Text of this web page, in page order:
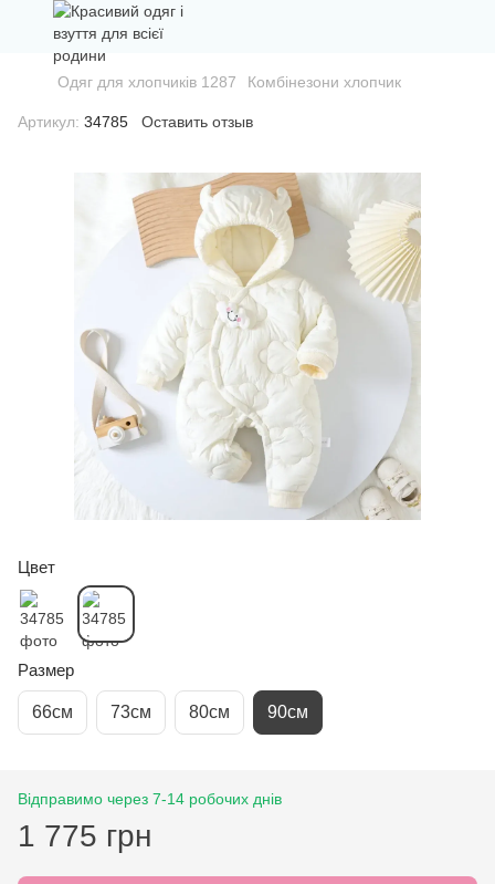
Одяг для хлопчиків 1287 Комбінезони хлопчик
Артикул: 34785 Оставить отзыв
Цвет
Размер
66см 73см 80см 90см
Відправимо через 7-14 робочих днів
1 775 грн